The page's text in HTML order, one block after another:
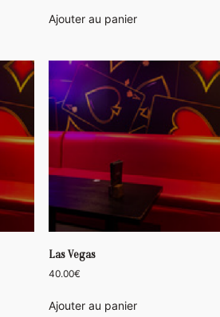
Ajouter au panier
Las Vegas
40.00€
Ajouter au panier